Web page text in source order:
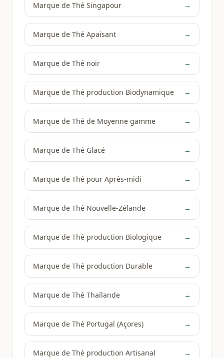
Marque de Thé Singapour →
Marque de Thé Apaisant →
Marque de Thé noir →
Marque de Thé production Biodynamique →
Marque de Thé de Moyenne gamme →
Marque de Thé Glacé →
Marque de Thé pour Après-midi →
Marque de Thé Nouvelle-Zélande →
Marque de Thé production Biologique →
Marque de Thé production Durable →
Marque de Thé Thaïlande →
Marque de Thé Portugal (Açores) →
Marque de Thé production Artisanal →